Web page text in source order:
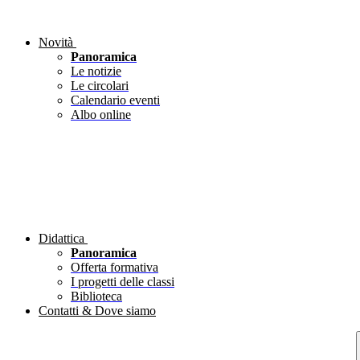
Novità
Panoramica
Le notizie
Le circolari
Calendario eventi
Albo online
Didattica
Panoramica
Offerta formativa
I progetti delle classi
Biblioteca
Contatti & Dove siamo